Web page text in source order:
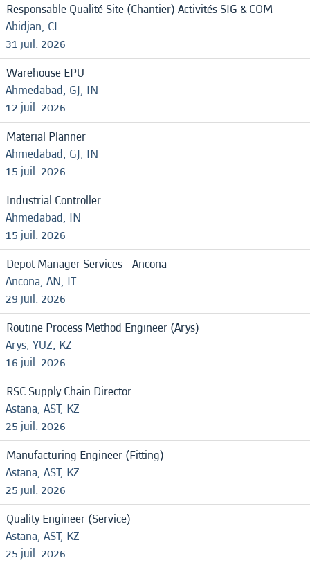
Responsable Qualité Site (Chantier) Activités SIG & COM
Abidjan, CI
31 juil. 2026
Warehouse EPU
Ahmedabad, GJ, IN
12 juil. 2026
Material Planner
Ahmedabad, GJ, IN
15 juil. 2026
Industrial Controller
Ahmedabad, IN
15 juil. 2026
Depot Manager Services - Ancona
Ancona, AN, IT
29 juil. 2026
Routine Process Method Engineer (Arys)
Arys, YUZ, KZ
16 juil. 2026
RSC Supply Chain Director
Astana, AST, KZ
25 juil. 2026
Manufacturing Engineer (Fitting)
Astana, AST, KZ
25 juil. 2026
Quality Engineer (Service)
Astana, AST, KZ
25 juil. 2026